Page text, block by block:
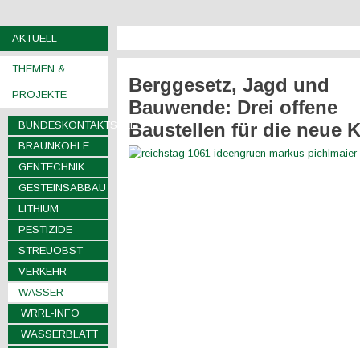
AKTUELL
THEMEN &
PROJEKTE
BUNDESKONTAKTSTELLEN
BRAUNKOHLE
GENTECHNIK
GESTEINSABBAU
LITHIUM
PESTIZIDE
STREUOBST
VERKEHR
WASSER
WRRL-INFO
WASSERBLATT
Berggesetz, Jagd und
Bauwende: Drei offene
Baustellen für die neue